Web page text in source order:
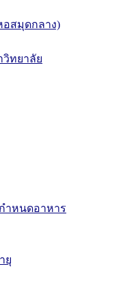
อสมุดกลาง)
ทยาลัย
ำหนดอาหาร
ยุ